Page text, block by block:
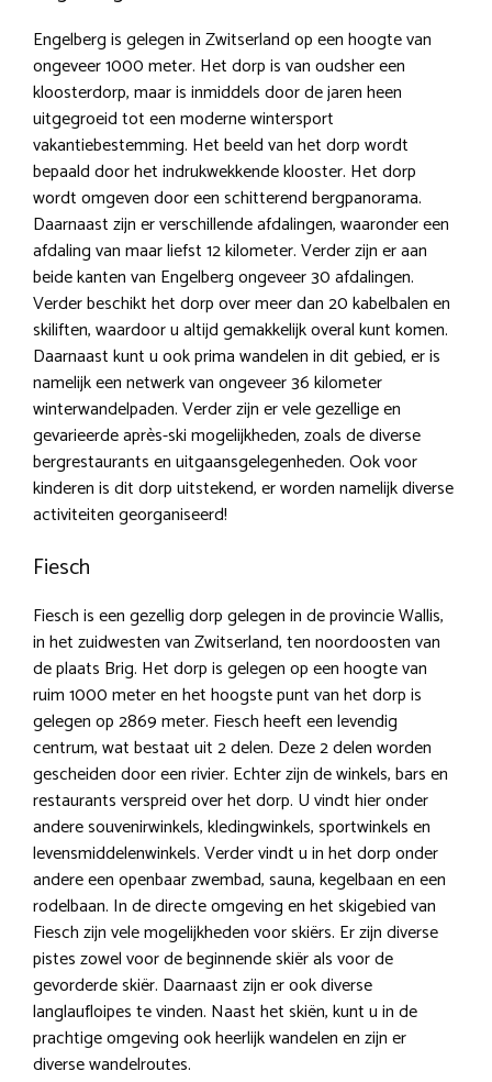
Engelberg is gelegen in Zwitserland op een hoogte van
ongeveer 1000 meter. Het dorp is van oudsher een
kloosterdorp, maar is inmiddels door de jaren heen
uitgegroeid tot een moderne wintersport
vakantiebestemming. Het beeld van het dorp wordt
bepaald door het indrukwekkende klooster. Het dorp
wordt omgeven door een schitterend bergpanorama.
Daarnaast zijn er verschillende afdalingen, waaronder een
afdaling van maar liefst 12 kilometer. Verder zijn er aan
beide kanten van Engelberg ongeveer 30 afdalingen.
Verder beschikt het dorp over meer dan 20 kabelbalen en
skiliften, waardoor u altijd gemakkelijk overal kunt komen.
Daarnaast kunt u ook prima wandelen in dit gebied, er is
namelijk een netwerk van ongeveer 36 kilometer
winterwandelpaden. Verder zijn er vele gezellige en
gevarieerde après-ski mogelijkheden, zoals de diverse
bergrestaurants en uitgaansgelegenheden. Ook voor
kinderen is dit dorp uitstekend, er worden namelijk diverse
activiteiten georganiseerd!
Fiesch
Fiesch is een gezellig dorp gelegen in de provincie Wallis,
in het zuidwesten van Zwitserland, ten noordoosten van
de plaats Brig. Het dorp is gelegen op een hoogte van
ruim 1000 meter en het hoogste punt van het dorp is
gelegen op 2869 meter. Fiesch heeft een levendig
centrum, wat bestaat uit 2 delen. Deze 2 delen worden
gescheiden door een rivier. Echter zijn de winkels, bars en
restaurants verspreid over het dorp. U vindt hier onder
andere souvenirwinkels, kledingwinkels, sportwinkels en
levensmiddelenwinkels. Verder vindt u in het dorp onder
andere een openbaar zwembad, sauna, kegelbaan en een
rodelbaan. In de directe omgeving en het skigebied van
Fiesch zijn vele mogelijkheden voor skiërs. Er zijn diverse
pistes zowel voor de beginnende skiër als voor de
gevorderde skiër. Daarnaast zijn er ook diverse
langlaufloipes te vinden. Naast het skiën, kunt u in de
prachtige omgeving ook heerlijk wandelen en zijn er
diverse wandelroutes.